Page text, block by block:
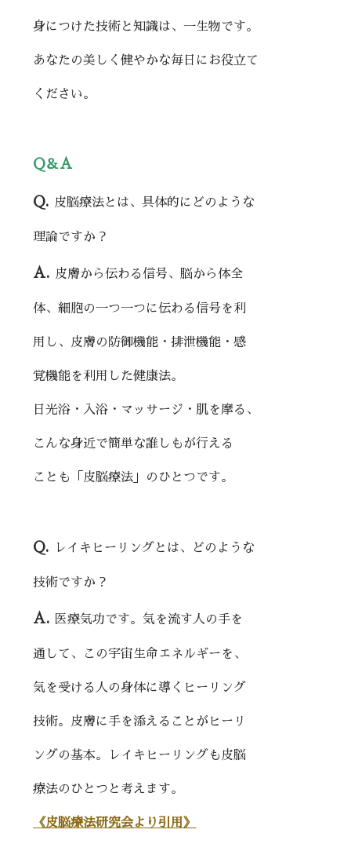
身につけた技術と知識は、一生物です。
あなたの美しく健やかな毎日にお役立て
ください。
Q＆A
Q. 皮脳療法とは、具体的にどのような
理論ですか？
A. 皮膚から伝わる信号、脳から体全
体、細胞の一つ一つに伝わる信号を利
用し、皮膚の防御機能・排泄機能・感
覚機能を利用した健康法。
日光浴・入浴・マッサージ・肌を摩る、
こんな身近で簡単な誰しもが行える
ことも「皮脳療法」のひとつです。
Q. レイキヒーリングとは、どのような
技術ですか？
A. 医療気功です。気を流す人の手を
通して、この宇宙生命エネルギーを、
気を受ける人の身体に導くヒーリング
技術。皮膚に手を添えることがヒーリ
ングの基本。レイキヒーリングも皮脳
療法のひとつと考えます。
《皮脳療法研究会より引用》